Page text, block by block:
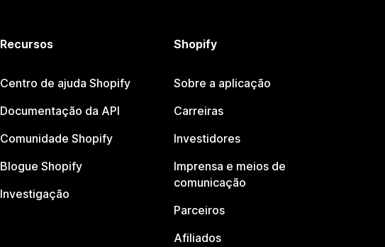
Recursos
Centro de ajuda Shopify
Documentação da API
Comunidade Shopify
Blogue Shopify
Investigação
Shopify
Sobre a aplicação
Carreiras
Investidores
Imprensa e meios de
comunicação
Parceiros
Afiliados